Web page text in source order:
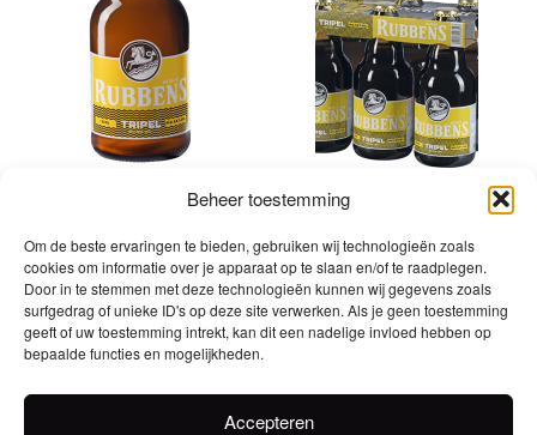
Beheer toestemming
Om de beste ervaringen te bieden, gebruiken wij technologieën zoals
cookies om informatie over je apparaat op te slaan en/of te raadplegen.
Door in te stemmen met deze technologieën kunnen wij gegevens zoals
surfgedrag of unieke ID's op deze site verwerken. Als je geen toestemming
geeft of uw toestemming intrekt, kan dit een nadelige invloed hebben op
bepaalde functies en mogelijkheden.
Accepteren
24x33cl
Bak/Clips 24x33cl